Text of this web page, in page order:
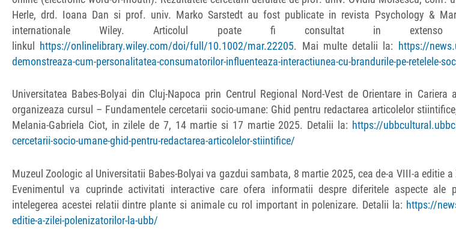
Herle, drd. Ioana Dan si prof. univ. Marko Sarstedt au fost publicate in revista Psychology &
internationale Wiley. Articolul poate fi consultat in extenso
linkul https://onlinelibrary.wiley.com/doi/full/10.1002/mar.22205. Mai multe detalii la: https://
demonstreaza-cum-personalitatea-consumatorilor-influenteaza-interactiunea-cu-brandurile-pe-retelele-
Universitatea Babes-Bolyai din Cluj-Napoca prin Centrul Regional Nord-Vest de Orientare in Cariera
organizeaza cursul – Fundamentele cercetarii socio-umane: Ghid pentru redactarea articolelor
Melania-Gabriela Ciot, in zilele de 7, 14 martie si 17 martie 2025. Detalii la: https://
cercetarii-socio-umane-ghid-pentru-redactarea-articolelor-stiintifice/
Muzeul Zoologic al Universitatii Babes-Bolyai va gazdui sambata, 8 martie 2025, cea de-a VIII-a editie
Evenimentul va cuprinde activitati interactive care ofera informatii despre diferitele aspecte ale
intelegerea acestei relatii dintre plante si animale cu rol important in polenizare. Detalii la: https://
editie-a-zilei-polenizatorilor-la-ubb/